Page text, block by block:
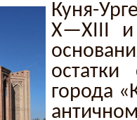
Куня-
X—XIII
остатки
города